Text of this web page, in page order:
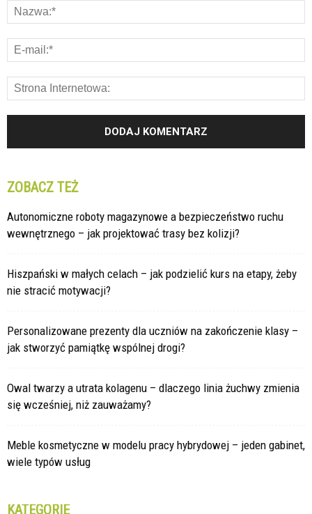
ZOBACZ TEŻ
Autonomiczne roboty magazynowe a bezpieczeństwo ruchu
wewnętrznego – jak projektować trasy bez kolizji?
Hiszpański w małych celach – jak podzielić kurs na etapy, żeby
nie stracić motywacji?
Personalizowane prezenty dla uczniów na zakończenie klasy –
jak stworzyć pamiątkę wspólnej drogi?
Owal twarzy a utrata kolagenu – dlaczego linia żuchwy zmienia
się wcześniej, niż zauważamy?
Meble kosmetyczne w modelu pracy hybrydowej – jeden gabinet,
wiele typów usług
KATEGORIE